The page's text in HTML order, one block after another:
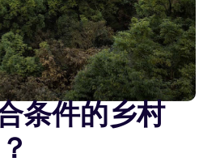
条件的乡村